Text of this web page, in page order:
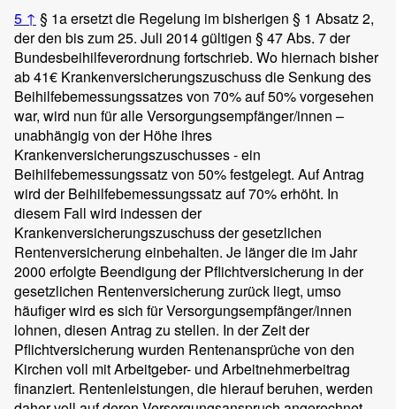
5 ↑ § 1a ersetzt die Regelung im bisherigen § 1 Absatz 2,
der den bis zum 25. Juli 2014 gültigen § 47 Abs. 7 der
Bundesbeihilfeverordnung fortschrieb. Wo hiernach bisher
ab 41€ Krankenversicherungszuschuss die Senkung des
Beihilfebemessungssatzes von 70% auf 50% vorgesehen
war, wird nun für alle Versorgungsempfänger/innen –
unabhängig von der Höhe ihres
Krankenversicherungszuschusses - ein
Beihilfebemessungssatz von 50% festgelegt. Auf Antrag
wird der Beihilfebemessungssatz auf 70% erhöht. In
diesem Fall wird indessen der
Krankenversicherungszuschuss der gesetzlichen
Rentenversicherung einbehalten. Je länger die im Jahr
2000 erfolgte Beendigung der Pflichtversicherung in der
gesetzlichen Rentenversicherung zurück liegt, umso
häufiger wird es sich für Versorgungsempfänger/innen
lohnen, diesen Antrag zu stellen. In der Zeit der
Pflichtversicherung wurden Rentenansprüche von den
Kirchen voll mit Arbeitgeber- und Arbeitnehmerbeitrag
finanziert. Rentenleistungen, die hierauf beruhen, werden